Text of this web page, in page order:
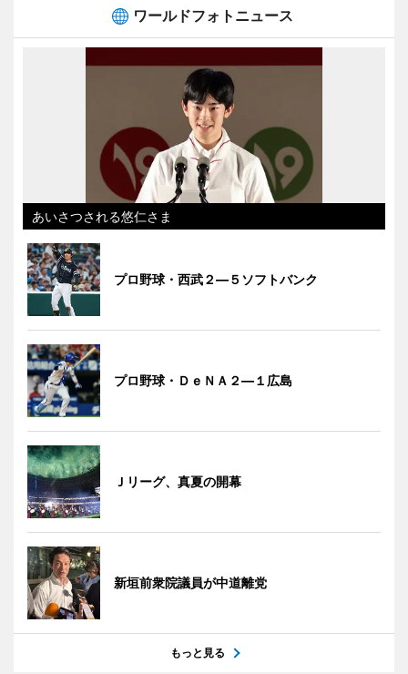
ワールドフォトニュース
あいさつされる悠仁さま
プロ野球・西武２―５ソフトバンク
プロ野球・ＤｅＮＡ２―１広島
Ｊリーグ、真夏の開幕
新垣前衆院議員が中道離党
もっと見る